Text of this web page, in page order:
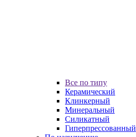
Все по типу
Керамический
Клинкерный
Минеральный
Силикатный
Гиперпрессованный